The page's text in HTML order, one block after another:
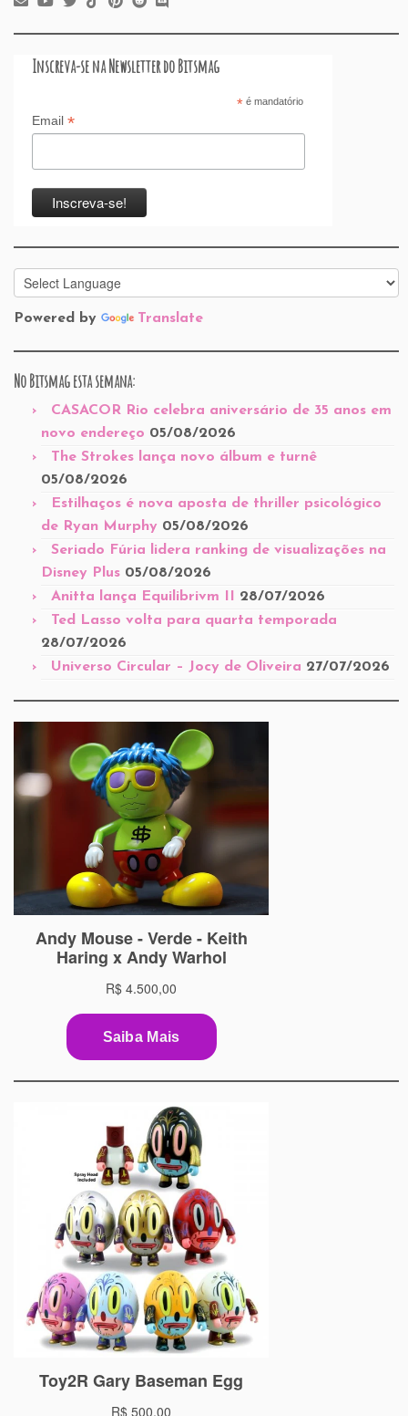
Inscreva-se na Newsletter do Bitsmag
*é mandatório
Email *
Powered by Translate
No Bitsmag esta semana:
CASACOR Rio celebra aniversário de 35 anos em
novo endereço 05/08/2026
The Strokes lança novo álbum e turnê
05/08/2026
Estilhaços é nova aposta de thriller psicológico
de Ryan Murphy 05/08/2026
Seriado Fúria lidera ranking de visualizações na
Disney Plus 05/08/2026
Anitta lança Equilibrivm II
28/07/2026
Ted Lasso volta para quarta temporada
28/07/2026
Universo Circular – Jocy de Oliveira 27/07/2026